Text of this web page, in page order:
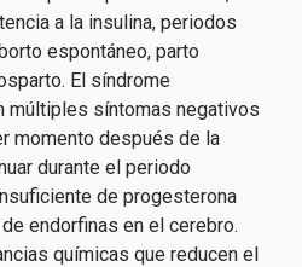
a la insulina, periodos
espontáneo, parto
El síndrome
múltiples síntomas negativos
momento después de la
durante el periodo
de progesterona
endorfinas en el cerebro.
químicas que reducen el